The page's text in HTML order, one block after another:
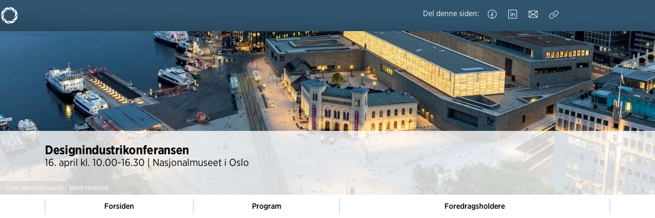
Del denne siden:
lenke
Foto: Nasjonalmuseet / Børre Høstland
Designindustrikonferansen
16. april kl. 10.00-16.30 | Nasjonalmuseet i Oslo
Forsiden Program Foredragsholdere